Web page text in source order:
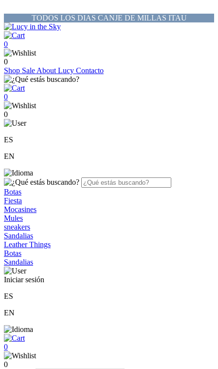
TODOS LOS DIAS CANJE DE MILLAS ITAU
0
0
Shop Sale About Lucy Contacto
0
0
ES
EN
Botas
Fiesta
Mocasines
Mules
sneakers
Sandalias
Leather Things
Botas
Sandalias
Iniciar sesión
ES
EN
0
0